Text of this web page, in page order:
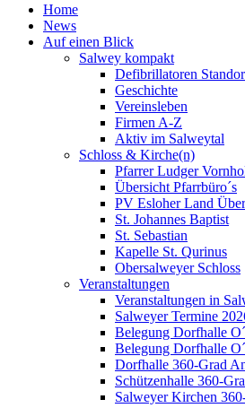
Home
News
Auf einen Blick
Salwey kompakt
Defibrillatoren
Geschichte
Vereinsleben
Firmen A-Z
Aktiv im Salweytal
Schloss & Kirche(n)
Pfarrer Ludger
Übersicht Pfarrbüro´s
PV Esloher Land
St. Johannes Baptist
St. Sebastian
Kapelle St. Qurinus
Obersalweyer Schloss
Veranstaltungen
Veranstaltungen in
Salweyer Termine
Belegung Dorfhalle
Belegung Dorfhalle
Dorfhalle 360-Grad
Schützenhalle 360-
Salweyer Kirchen